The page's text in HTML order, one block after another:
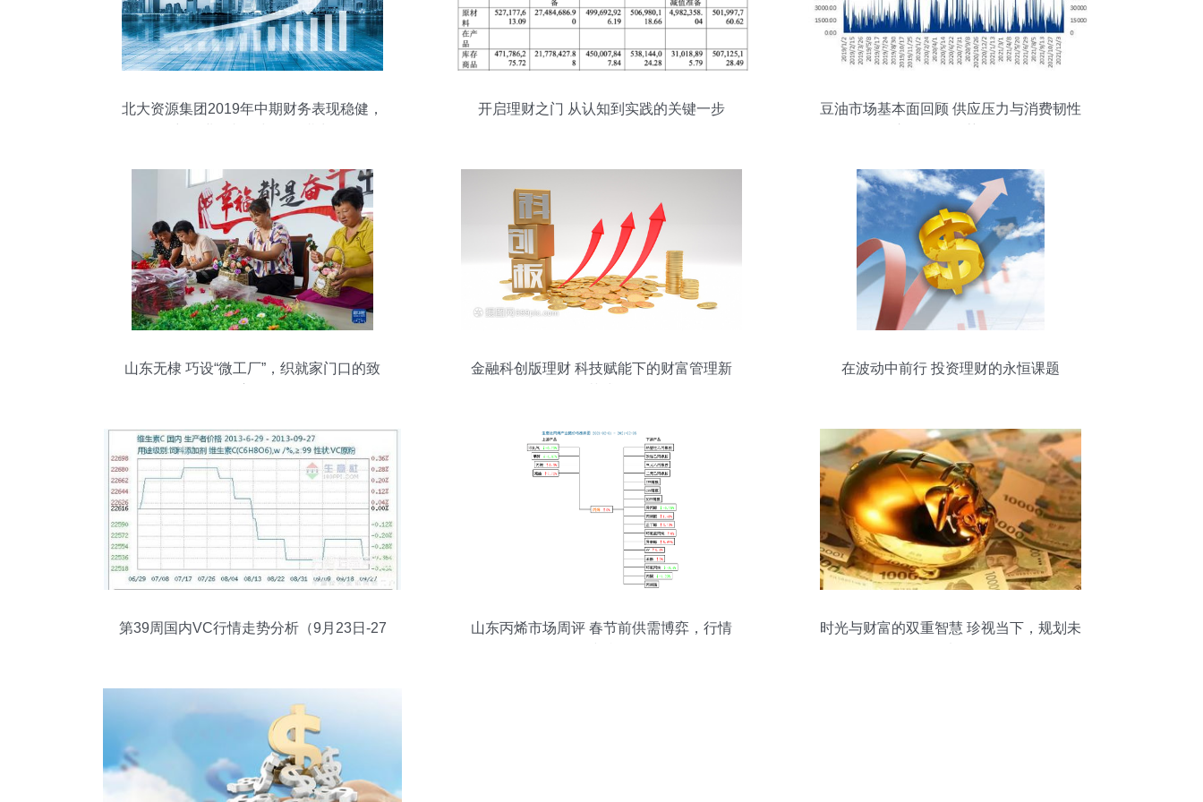
北大资源集团2019年中期财务表现稳健，
开启理财之门 从认知到实践的关键一步
豆油市场基本面回顾 供应压力与消费韧性
山东无棣 巧设“微工厂”，织就家门口的致
金融科创版理财 科技赋能下的财富管理新
在波动中前行 投资理财的永恒课题
第39周国内VC行情走势分析（9月23日-27
山东丙烯市场周评 春节前供需博弈，行情
时光与财富的双重智慧 珍视当下，规划未